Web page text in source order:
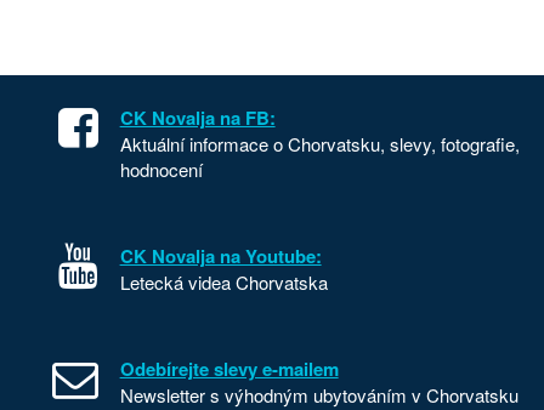
CK Novalja na FB:
Aktuální informace o Chorvatsku, slevy, fotografie,
hodnocení
CK Novalja na Youtube:
Letecká videa Chorvatska
Odebírejte slevy e-mailem
Newsletter s výhodným ubytováním v Chorvatsku